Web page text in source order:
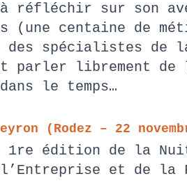
à réfléchir sur son
(une centaine de
spécialistes de
parler librement
le temps…
(Rodez – 22
la 1re édition de la
et de la